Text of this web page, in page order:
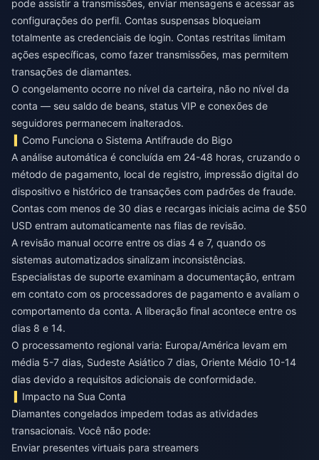
pode assistir a transmissões, enviar mensagens e acessar as
configurações do perfil. Contas suspensas bloqueiam
totalmente as credenciais de login. Contas restritas limitam
ações específicas, como fazer transmissões, mas permitem
transações de diamantes.
O congelamento ocorre no nível da carteira, não no nível da
conta — seu saldo de beans, status VIP e conexões de
seguidores permanecem inalterados.
Como Funciona o Sistema Antifraude do Bigo
A análise automática é concluída em 24-48 horas, cruzando o
método de pagamento, local de registro, impressão digital do
dispositivo e histórico de transações com padrões de fraude.
Contas com menos de 30 dias e recargas iniciais acima de $50
USD entram automaticamente nas filas de revisão.
A revisão manual ocorre entre os dias 4 e 7, quando os
sistemas automatizados sinalizam inconsistências.
Especialistas de suporte examinam a documentação, entram
em contato com os processadores de pagamento e avaliam o
comportamento da conta. A liberação final acontece entre os
dias 8 e 14.
O processamento regional varia: Europa/América levam em
média 5-7 dias, Sudeste Asiático 7 dias, Oriente Médio 10-14
dias devido a requisitos adicionais de conformidade.
Impacto na Sua Conta
Diamantes congelados impedem todas as atividades
transacionais. Você não pode:
Enviar presentes virtuais para streamers